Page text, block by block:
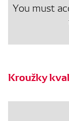
You must
Kroužky